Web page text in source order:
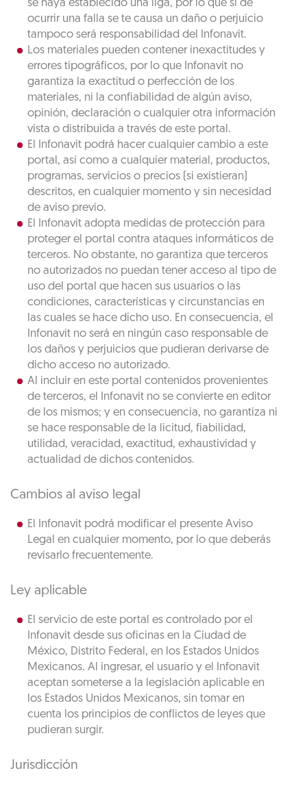
se haya establecido una liga, por lo que si de
ocurrir una falla se te causa un daño o perjuicio
tampoco será responsabilidad del Infonavit.
Los materiales pueden contener inexactitudes y
errores tipográficos, por lo que Infonavit no
garantiza la exactitud o perfección de los
materiales, ni la confiabilidad de algún aviso,
opinión, declaración o cualquier otra información
vista o distribuida a través de este portal.
El Infonavit podrá hacer cualquier cambio a este
portal, así como a cualquier material, productos,
programas, servicios o precios (si existieran)
descritos, en cualquier momento y sin necesidad
de aviso previo.
El Infonavit adopta medidas de protección para
proteger el portal contra ataques informáticos de
terceros. No obstante, no garantiza que terceros
no autorizados no puedan tener acceso al tipo de
uso del portal que hacen sus usuarios o las
condiciones, características y circunstancias en
las cuales se hace dicho uso. En consecuencia, el
Infonavit no será en ningún caso responsable de
los daños y perjuicios que pudieran derivarse de
dicho acceso no autorizado.
Al incluir en este portal contenidos provenientes
de terceros, el Infonavit no se convierte en editor
de los mismos; y en consecuencia, no garantiza ni
se hace responsable de la licitud, fiabilidad,
utilidad, veracidad, exactitud, exhaustividad y
actualidad de dichos contenidos.
Cambios al aviso legal
El Infonavit podrá modificar el presente Aviso
Legal en cualquier momento, por lo que deberás
revisarlo frecuentemente.
Ley aplicable
El servicio de este portal es controlado por el
Infonavit desde sus oficinas en la Ciudad de
México, Distrito Federal, en los Estados Unidos
Mexicanos. Al ingresar, el usuario y el Infonavit
aceptan someterse a la legislación aplicable en
los Estados Unidos Mexicanos, sin tomar en
cuenta los principios de conflictos de leyes que
pudieran surgir.
Jurisdicción